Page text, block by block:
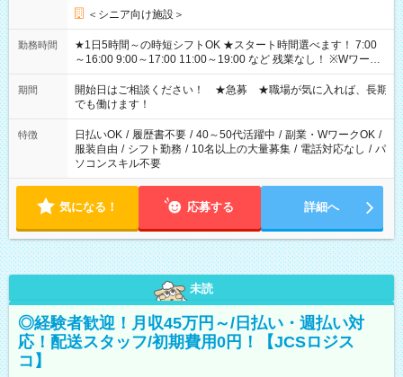
＜シニア向け施設＞
勤務時間
★1日5時間～の時短シフトOK ★スタート時間選べます！ 7:00
～16:00 9:00～17:00 11:00～19:00 など 残業なし！ ※Wワーク
の場合、他のお仕事と合わせ週40時間超の就業はご案内できま
せん ※法令に基づき、週20時間以上勤務は社会保険への加入対
象となります ※労働者派遣法（日雇い派遣の原則禁止）によ
り、短時間・短期間の就業はご案内が難しい場合があります
期間
開始日はご相談ください！ ★急募 ★職場が気に入れば、長期
でも働けます！
特徴 日払いOK / 履歴書不要 / 40～50代活躍中 / 副業・WワークOK /
服装自由 / シフト勤務 / 10名以上の大量募集 / 電話対応なし / パ
ソコンスキル不要
気になる！ 応募する 詳細へ
未読
◎経験者歓迎！月収45万円～/日払い・週払い対
応！配送スタッフ/初期費用0円！【JCSロジス
コ】